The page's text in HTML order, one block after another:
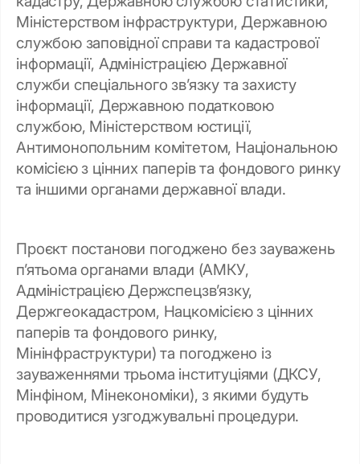
Міністерством інфраструктури, Державною
службою заповідної справи та кадастрової
інформації, Адміністрацією Державної
служби спеціального зв’язку та захисту
інформації, Державною податковою
службою, Міністерством юстиції,
Антимонопольним комітетом, Національною
комісією з цінних паперів та фондового ринку
та іншими органами державної влади.
Проєкт постанови погоджено без зауважень
п’ятьома органами влади (АМКУ,
Адміністрацією Держспецзв’язку,
Держгеокадастром, Нацкомісією з цінних
паперів та фондового ринку,
Мінінфраструктури) та погоджено із
зауваженнями трьома інституціями (ДКСУ,
Мінфіном, Мінекономіки), з якими будуть
проводитися узгоджувальні процедури.